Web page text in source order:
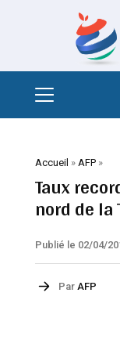
Accueil » AFP»
Taux
nord de
Publié le 02/04/
Par AFP